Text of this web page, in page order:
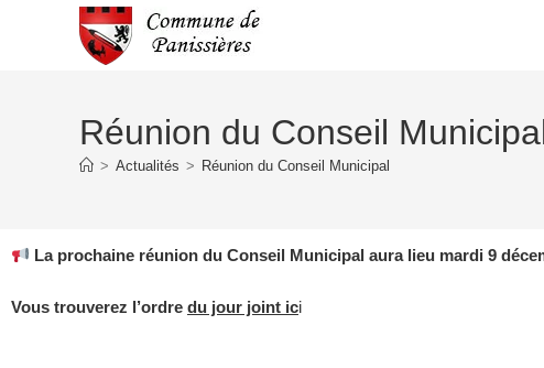
Réunion du Conseil
> Actualités > Réunion du Conseil Municipal
La prochaine réunion du Conseil Municipal aura lieu mardi 9
Vous trouverez l’ordre du jour joint ici